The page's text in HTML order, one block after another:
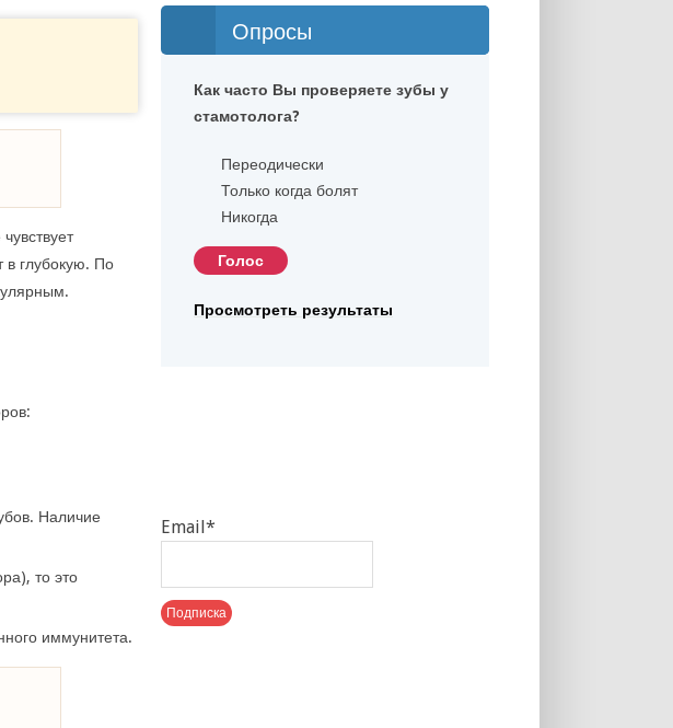
в глубокую. По
Наличие
то это
иммунитета.
Опросы
Как часто Вы проверяете зубы у
стамотолога?
Переодически
Только когда болят
Никогда
Просмотреть результаты
Email*